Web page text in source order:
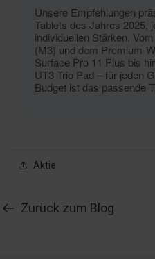
Unsere Empfehlungen
Tablets des Jahres 2025,
individuellen Stärken.
(M3) und dem Premium-
Surface Pro 11 Plus bis
UT3 Trio Pad – für jeden
Budget ist das passende
Aktie
Zurück zum Blog